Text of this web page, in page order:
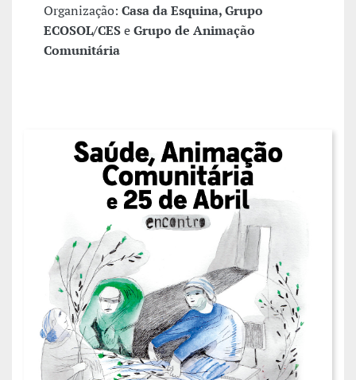
Organização: Casa da Esquina, Grupo
ECOSOL/CESeGrupo de Animação
Comunitária